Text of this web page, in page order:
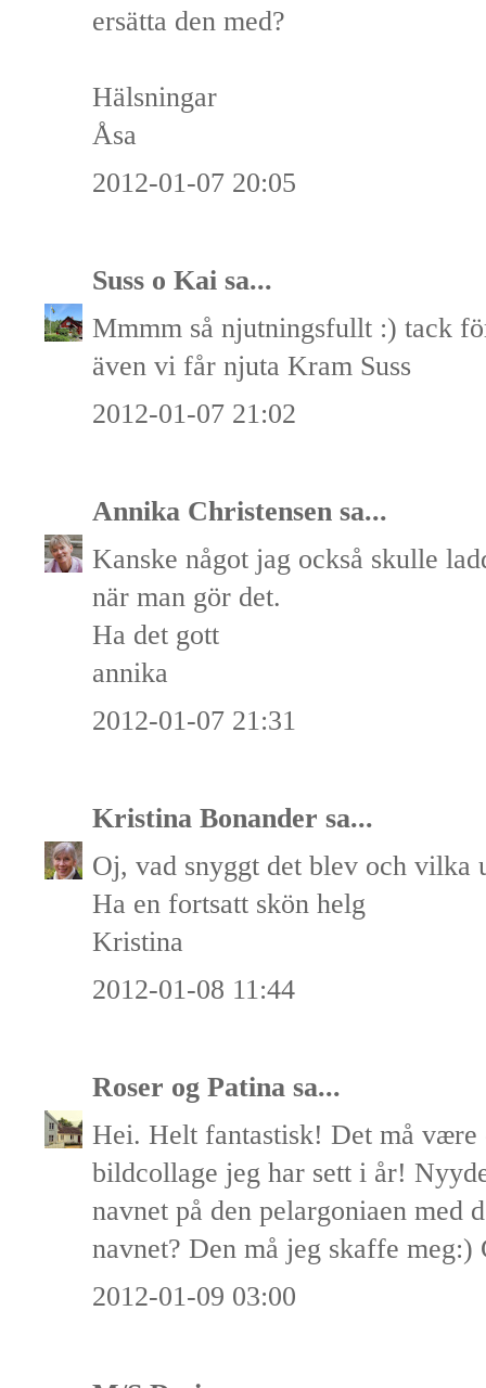
ersätta den med?
Hälsningar
Åsa
2012-01-07 20:05
Suss o Kai sa...
Mmmm så njutningsfullt :) tack
även vi får njuta Kram Suss
2012-01-07 21:02
Annika Christensen sa...
Kanske något jag också skulle
när man gör det.
Ha det gott
annika
2012-01-07 21:31
Kristina Bonander sa...
Oj, vad snyggt det blev och vilka
Ha en fortsatt skön helg
Kristina
2012-01-08 11:44
Roser og Patina sa...
Hei. Helt fantastisk! Det må være
bildcollage jeg har sett i år!
navnet på den pelargoniaen med
navnet? Den må jeg skaffe
2012-01-09 03:00